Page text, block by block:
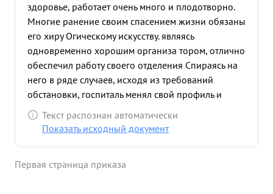
здоровье, работает очень много и плодотворно.
Многие ранение своим спасением жизни обязаны
его хиру Огическому искусству. являясь
одновременно хорошим организа тором, отлично
обеспечил работу своего отделения Спираясь на
него в ряде случаев, исходя из требований
обстановки, госпиталь менял свой профиль и
обеспечивал поставленные командование задачи.
в настоящее время подполковник м/с. ДАМЬЕ
развив большую хирургическ ю работу, добился
Текст распознан автоматически
Показать исходный документ
Первая страница приказа